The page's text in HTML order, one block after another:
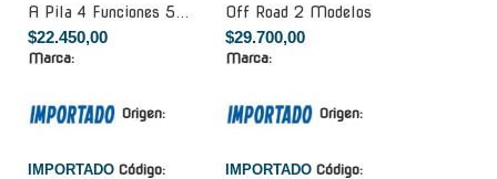
A Pila 4 Funciones 5...
$22.450,00
Marca:
Origen:
IMPORTADO Código:
Off Road 2 Modelos
$29.700,00
Marca:
Origen:
IMPORTADO Código: